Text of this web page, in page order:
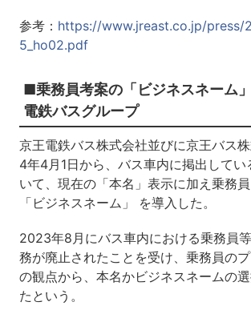
参考： https://www.jreast.co.jp/press/
5_ho02.pdf
■乗務員考案の「ビジネスネーム
電鉄バスグループ
京王電鉄バス株式会社並びに京王バス
4年4月1日から、バス車内に掲出してい
いて、現在の「本名」表示に加え乗務
「ビジネスネーム」 を導入した。
2023年8月にバス車内における乗務員
務が廃止されたことを受け、乗務員の
の観点から、本名かビジネスネームの
たという。